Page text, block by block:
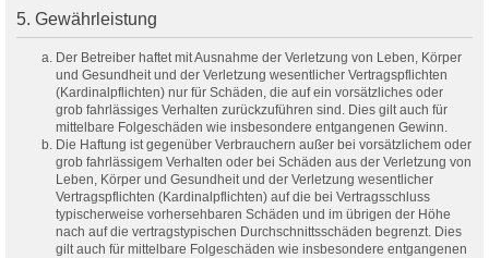
5. Gewährleistung
Der Betreiber haftet mit Ausnahme der Verletzung von Leben, Körper
und Gesundheit und der Verletzung wesentlicher Vertragspflichten
(Kardinalpflichten) nur für Schäden, die auf ein vorsätzliches oder
grob fahrlässiges Verhalten zurückzuführen sind. Dies gilt auch für
mittelbare Folgeschäden wie insbesondere entgangenen Gewinn.
Die Haftung ist gegenüber Verbrauchern außer bei vorsätzlichem oder
grob fahrlässigem Verhalten oder bei Schäden aus der Verletzung von
Leben, Körper und Gesundheit und der Verletzung wesentlicher
Vertragspflichten (Kardinalpflichten) auf die bei Vertragsschluss
typischerweise vorhersehbaren Schäden und im übrigen der Höhe
nach auf die vertragstypischen Durchschnittsschäden begrenzt. Dies
gilt auch für mittelbare Folgeschäden wie insbesondere entgangenen